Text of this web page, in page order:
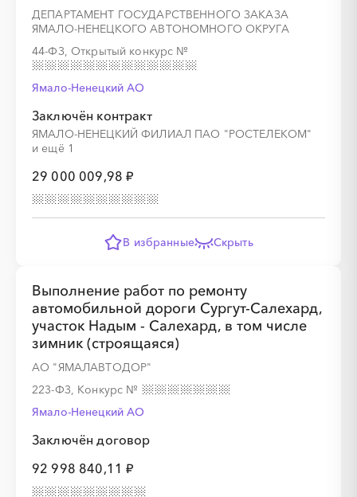
ДЕПАРТАМЕНТ ГОСУДАРСТВЕННОГО ЗАКАЗА
ЯМАЛО-НЕНЕЦКОГО АВТОНОМНОГО ОКРУГА
44-ФЗ, Открытый конкурс №
Ямало-Ненецкий AО
Заключён контракт
ЯМАЛО-НЕНЕЦКИЙ ФИЛИАЛ ПАО "РОСТЕЛЕКОМ"
и ещё 1
29 000 009,98 ₽
В избранные Скрыть
Выполнение работ по ремонту
автомобильной дороги Сургут-Салехард,
участок Надым - Салехард, в том числе
зимник (строящаяся)
АО "ЯМАЛАВТОДОР"
223-ФЗ, Конкурс №
Ямало-Ненецкий AО
Заключён договор
92 998 840,11 ₽